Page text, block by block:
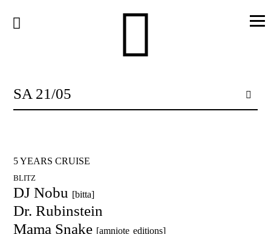
SA 21/05
5 YEARS CRUISE
BLITZ
DJ Nobu [bitta]
Dr. Rubinstein
Mama Snake [amniote editions]